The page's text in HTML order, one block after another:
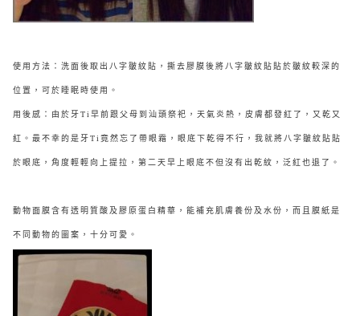
使用方法：洗面後取出八字皺紋貼，撕去膠膜後將八字皺紋貼貼於皺紋較深的
位置，可於睡眠時使用。
用後感：由於牙Ti早前跟父母到汕頭祭祀，天氣炎熱，皮膚都發紅了，又乾又
紅。最不幸的是牙Ti竟然忘了帶眼霜，眼底下乾得不行，我就將八字皺紋貼貼
於眼底，角度輕輕向上提拉，第二天早上眼底不但沒有出乾紋，泛紅也退了。
動物面膜含有透明質酸及膠原蛋白精華，能補充肌膚養份及水份，而且膜紙是
不同動物的圖案，十分可愛。